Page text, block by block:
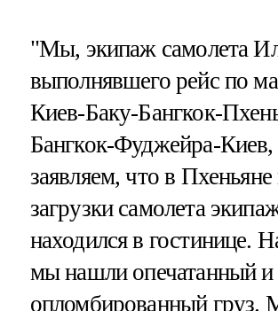
"Мы, экипаж самолета
выполнявшего рейс по
Киев-Баку-Бангкок-
Бангкок-Фуджейра-Киев,
заявляем, что в
загрузки самолета
находился в гостинице.
мы нашли опечатанный и
опломбированный груз.